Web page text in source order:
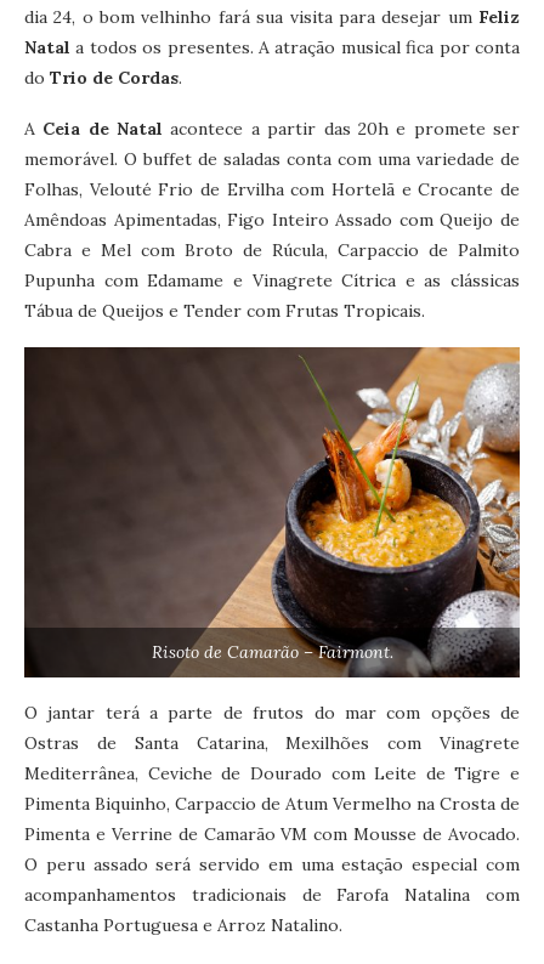
dia 24, o bom velhinho fará sua visita para desejar um Feliz
Natal a todos os presentes. A atração musical fica por conta
do Trio de Cordas.
A Ceia de Natal acontece a partir das 20h e promete ser
memorável. O buffet de saladas conta com uma variedade de
Folhas, Velouté Frio de Ervilha com Hortelã e Crocante de
Amêndoas Apimentadas, Figo Inteiro Assado com Queijo de
Cabra e Mel com Broto de Rúcula, Carpaccio de Palmito
Pupunha com Edamame e Vinagrete Cítrica e as clássicas
Tábua de Queijos e Tender com Frutas Tropicais.
Risoto de Camarão – Fairmont.
O jantar terá a parte de frutos do mar com opções de
Ostras de Santa Catarina, Mexilhões com Vinagrete
Mediterrânea, Ceviche de Dourado com Leite de Tigre e
Pimenta Biquinho, Carpaccio de Atum Vermelho na Crosta de
Pimenta e Verrine de Camarão VM com Mousse de Avocado.
O peru assado será servido em uma estação especial com
acompanhamentos tradicionais de Farofa Natalina com
Castanha Portuguesa e Arroz Natalino.